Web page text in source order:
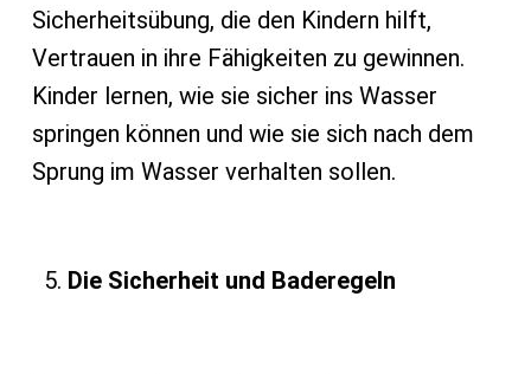
Sicherheitsübung, die den Kindern hilft,
Vertrauen in ihre Fähigkeiten zu gewinnen.
Kinder lernen, wie sie sicher ins Wasser
springen können und wie sie sich nach dem
Sprung im Wasser verhalten sollen.
Die Sicherheit und Baderegeln